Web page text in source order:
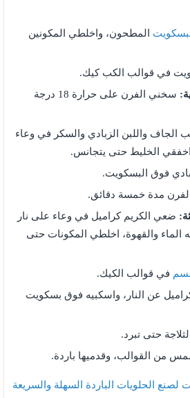
المطحون، واخلطي المكونين
في قوالب الكب كيك.
سخني الفرن على حرارة 18 درجة
الجاف واللبن الزبادي والسكر في وعاء
واخفقي الخليط حتى يتجانس.
فوق البسكويت.
مدة خمسة دقائق.
ضعي الكريم كراميل في وعاء على نار
والقهوة، اخلطي المكونات حتى
في قوالب الكيك.
عن النار، واسكبيه فوق بسكويت
حتى تبرد.
من القوالب، وقدميها باردة.
لصنع الحلويات الباردة السهلة والسريعة